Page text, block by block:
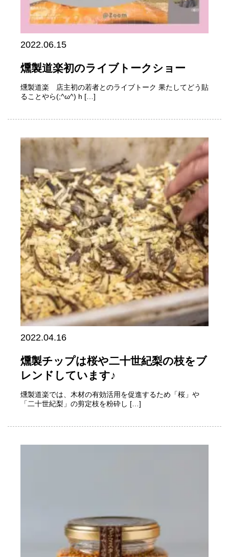
2022.06.15
燻製道楽初のライブトークショー
燻製道楽 店主初の若者とのライブトーク 果たしてどう貼
ることやら(;^ω^) h […]
2022.04.16
燻製チップは桜や二十世紀梨の枝をブ
レンドしています♪
燻製道楽では、木材の有効活用を促進するため「桜」や
「二十世紀梨」の剪定枝を粉砕し […]